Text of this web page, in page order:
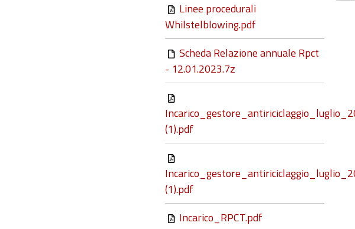
Linee procedurali
Whilstelblowing.pdf
Scheda Relazione annuale Rpct
- 12.01.2023.7z
(1).pdf
(1).pdf
Incarico_RPCT.pdf